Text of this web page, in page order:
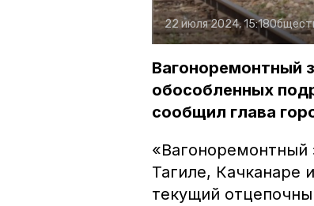
22 июля 2024, 15:18
Вагоноремонтный
обособленных
сообщил глава
Тагиле, Качканаре
текущий